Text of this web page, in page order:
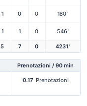
1 0 0 180'
1 1 0 546'
5 7 0 4231'
Prenotazioni / 90 min
0.17 Prenotazioni